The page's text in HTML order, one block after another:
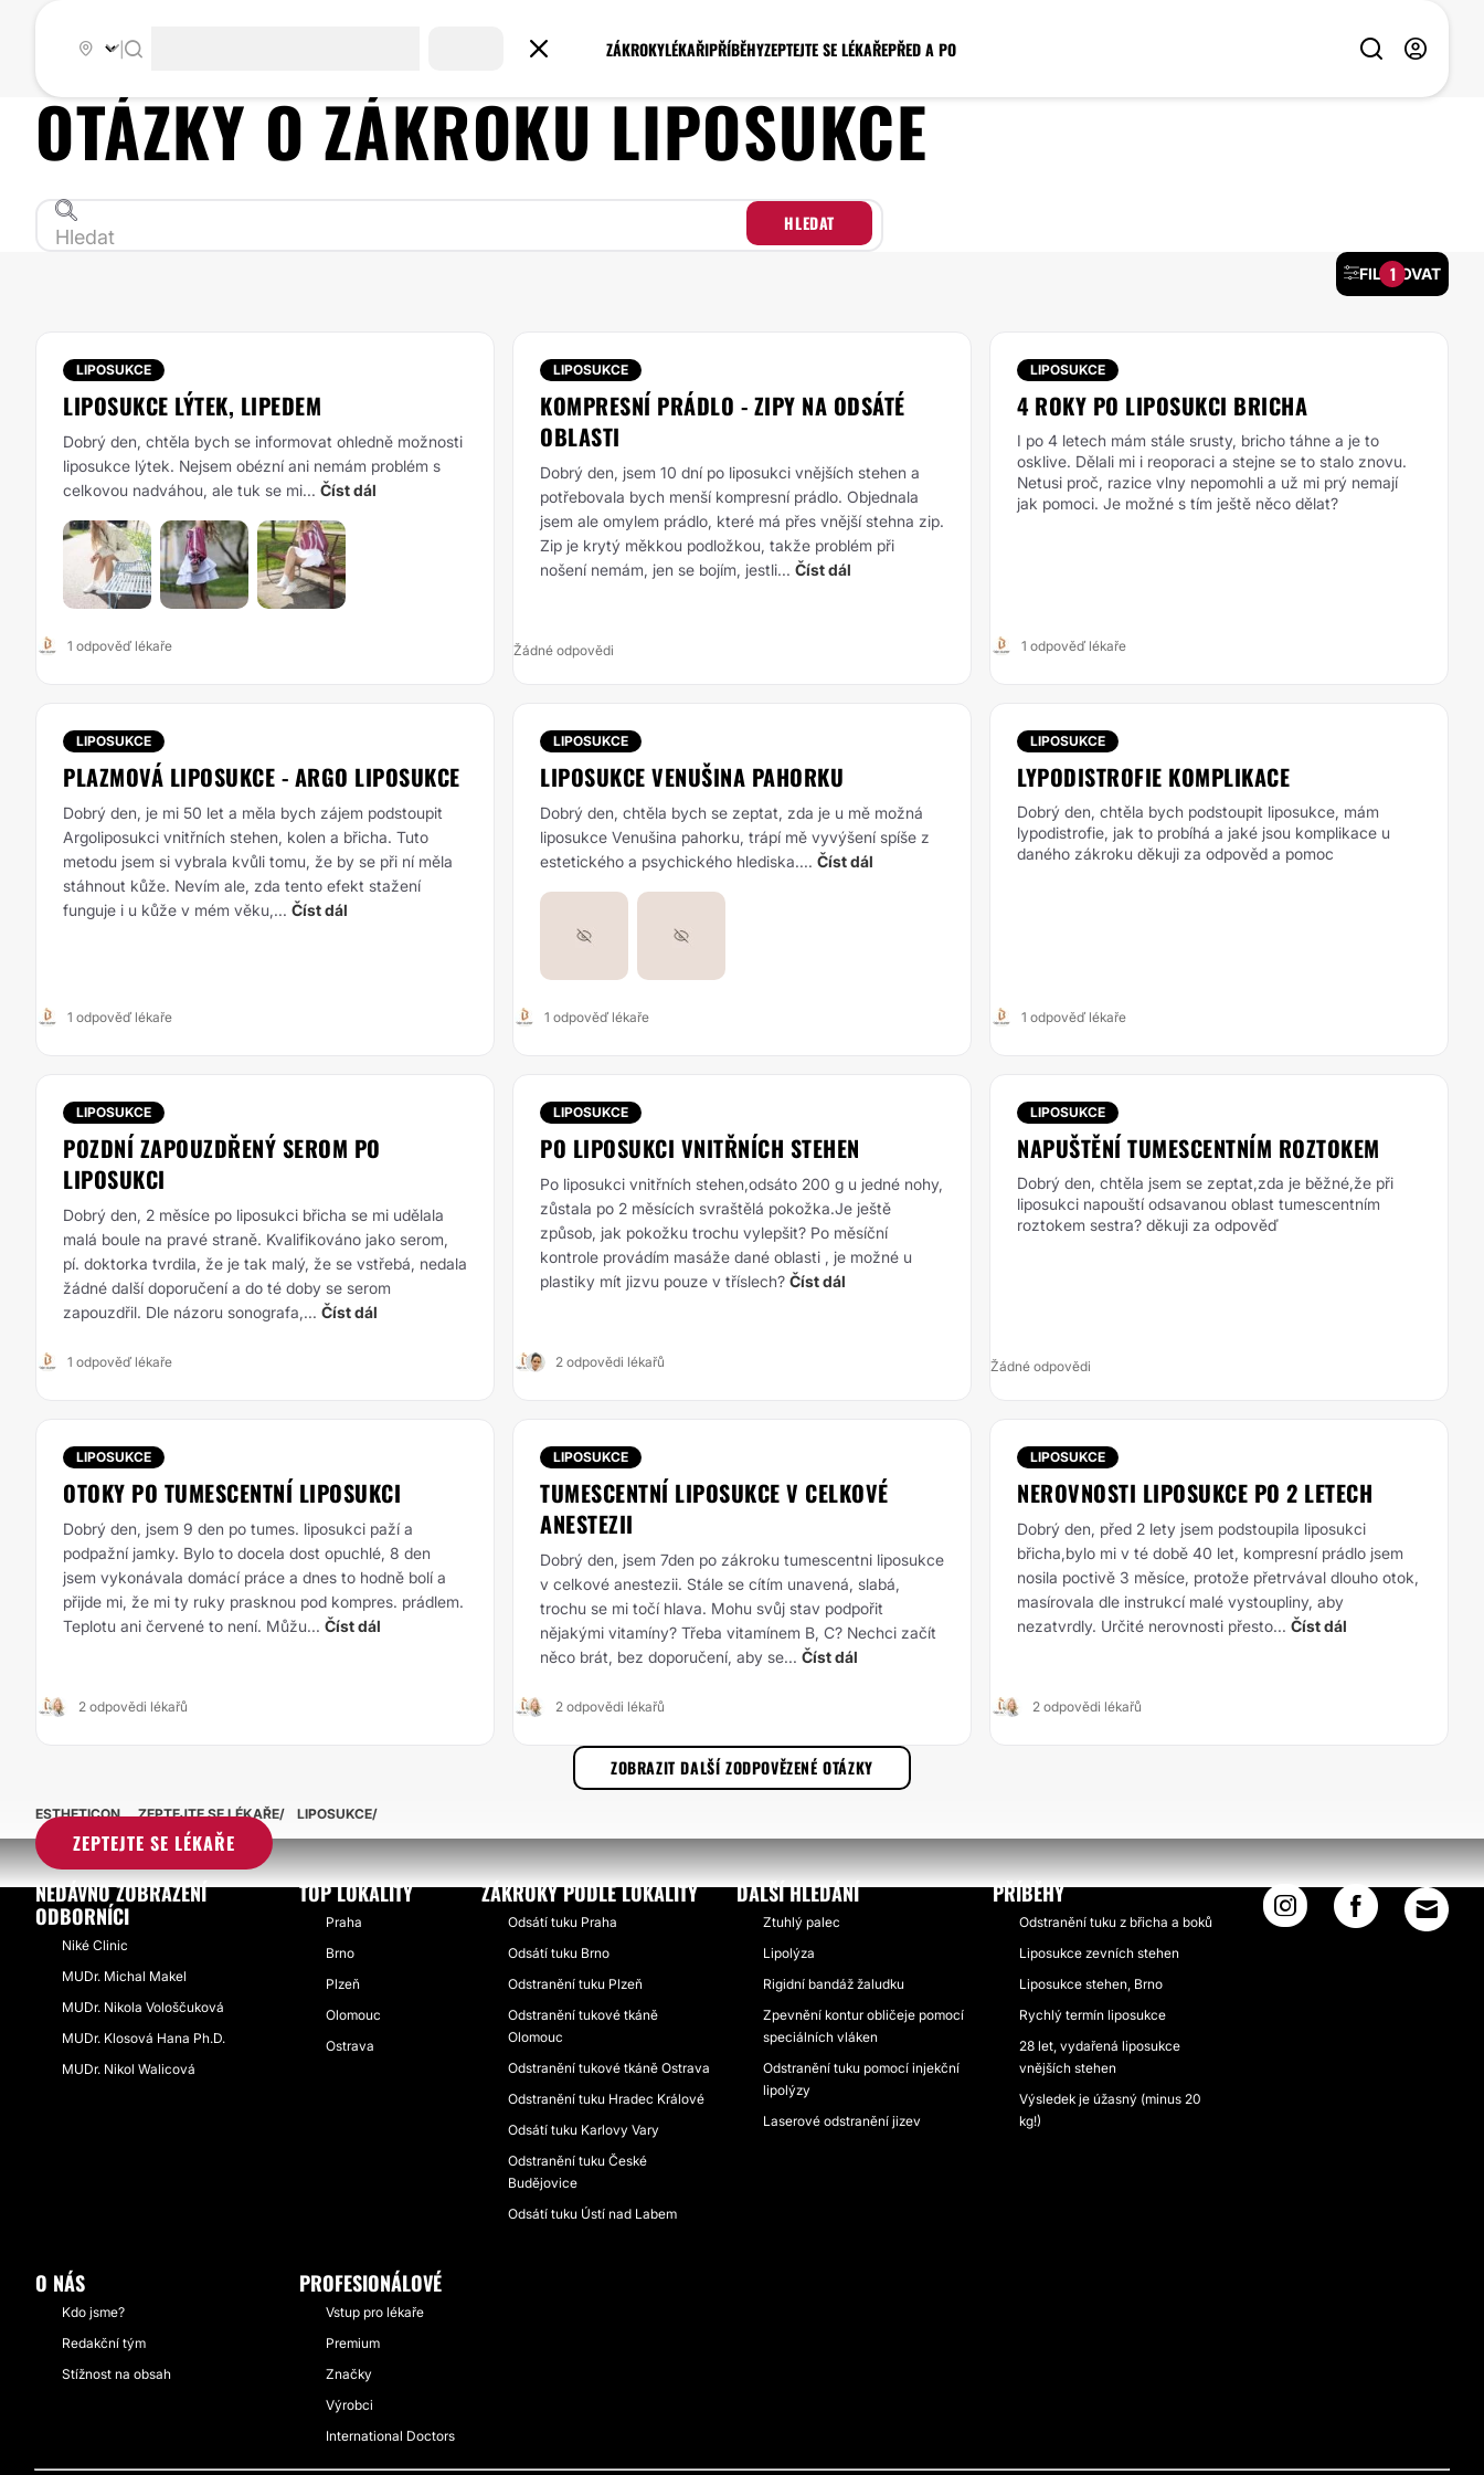
ZÁKROKYLÉKAŘIPŘÍBĚHYZEPTEJTE SE LÉKAŘEPŘED A PO
OTÁZKY O ZÁKROKULIPOSUKCE
HLEDAT
FILTROVAT
1
LIPOSUKCE
LIPOSUKCE LÝTEK, LIPEDEM
Dobrý den, chtěla bych se informovat ohledně možnosti
liposukce lýtek. Nejsem obézní ani nemám problém s
celkovou nadváhou, ale tuk se mi... Číst dál
1 odpověď lékaře
LIPOSUKCE
KOMPRESNÍ PRÁDLO - ZIPY NA ODSÁTÉ
OBLASTI
Dobrý den, jsem 10 dní po liposukci vnějších stehen a
potřebovala bych menší kompresní prádlo. Objednala
jsem ale omylem prádlo, které má přes vnější stehna zip.
Zip je krytý měkkou podložkou, takže problém při
nošení nemám, jen se bojím, jestli... Číst dál
Žádné odpovědi
LIPOSUKCE
4 ROKY PO LIPOSUKCI BRICHA
I po 4 letech mám stále srusty, bricho táhne a je to
osklive. Dělali mi i reoporaci a stejne se to stalo znovu.
Netusi proč, razice vlny nepomohli a už mi prý nemají
jak pomoci. Je možné s tím ještě něco dělat?
1 odpověď lékaře
LIPOSUKCE
PLAZMOVÁ LIPOSUKCE - ARGO LIPOSUKCE
Dobrý den, je mi 50 let a měla bych zájem podstoupit
Argoliposukci vnitřních stehen, kolen a břicha. Tuto
metodu jsem si vybrala kvůli tomu, že by se při ní měla
stáhnout kůže. Nevím ale, zda tento efekt stažení
funguje i u kůže v mém věku,... Číst dál
1 odpověď lékaře
LIPOSUKCE
LIPOSUKCE VENUŠINA PAHORKU
Dobrý den, chtěla bych se zeptat, zda je u mě možná
liposukce Venušina pahorku, trápí mě vyvýšení spíše z
estetického a psychického hlediska.... Číst dál
1 odpověď lékaře
LIPOSUKCE
LYPODISTROFIE KOMPLIKACE
Dobrý den, chtěla bych podstoupit liposukce, mám
lypodistrofie, jak to probíhá a jaké jsou komplikace u
daného zákroku děkuji za odpověd a pomoc
1 odpověď lékaře
LIPOSUKCE
POZDNÍ ZAPOUZDŘENÝ SEROM PO
LIPOSUKCI
Dobrý den, 2 měsíce po liposukci břicha se mi udělala
malá boule na pravé straně. Kvalifikováno jako serom,
pí. doktorka tvrdila, že je tak malý, že se vstřebá, nedala
žádné další doporučení a do té doby se serom
zapouzdřil. Dle názoru sonografa,... Číst dál
1 odpověď lékaře
LIPOSUKCE
PO LIPOSUKCI VNITŘNÍCH STEHEN
Po liposukci vnitřních stehen,odsáto 200 g u jedné nohy,
zůstala po 2 měsících svraštělá pokožka.Je ještě
způsob, jak pokožku trochu vylepšit? Po měsíční
kontrole provádím masáže dané oblasti , je možné u
plastiky mít jizvu pouze v tříslech? Číst dál
2 odpovědi lékařů
LIPOSUKCE
NAPUŠTĚNÍ TUMESCENTNÍM ROZTOKEM
Dobrý den, chtěla jsem se zeptat,zda je běžné,že při
liposukci napouští odsavanou oblast tumescentním
roztokem sestra? děkuji za odpověď
Žádné odpovědi
LIPOSUKCE
OTOKY PO TUMESCENTNÍ LIPOSUKCI
Dobrý den, jsem 9 den po tumes. liposukci paží a
podpažní jamky. Bylo to docela dost opuchlé, 8 den
jsem vykonávala domácí práce a dnes to hodně bolí a
přijde mi, že mi ty ruky prasknou pod kompres. prádlem.
Teplotu ani červené to není. Můžu... Číst dál
2 odpovědi lékařů
LIPOSUKCE
TUMESCENTNÍ LIPOSUKCE V CELKOVÉ
ANESTEZII
Dobrý den, jsem 7den po zákroku tumescentni liposukce
v celkové anestezii. Stále se cítím unavená, slabá,
trochu se mi točí hlava. Mohu svůj stav podpořit
nějakými vitamíny? Třeba vitamínem B, C? Nechci začít
něco brát, bez doporučení, aby se... Číst dál
2 odpovědi lékařů
LIPOSUKCE
NEROVNOSTI LIPOSUKCE PO 2 LETECH
Dobrý den, před 2 lety jsem podstoupila liposukci
břicha,bylo mi v té době 40 let, kompresní prádlo jsem
nosila poctivě 3 měsíce, protože přetrvával dlouho otok,
masírovala dle instrukcí malé vystoupliny, aby
nezatvrdly. Určité nerovnosti přesto... Číst dál
2 odpovědi lékařů
ZOBRAZIT DALŠÍ ZODPOVĚZENÉ OTÁZKY
ZEPTEJTE SE LÉKAŘE
ESTHETICON ZEPTEJTE SE LÉKAŘE LIPOSUKCE
NEDÁVNO ZOBRAZENÍ
ODBORNÍCI
Niké Clinic
MUDr. Michal Makel
MUDr. Nikola Vološčuková
MUDr. Klosová Hana Ph.D.
MUDr. Nikol Walicová
TOP LOKALITY
Praha
Brno
Plzeň
Olomouc
Ostrava
ZÁKROKY PODLE LOKALITY
Odsátí tuku Praha
Odsátí tuku Brno
Odstranění tuku Plzeň
Odstranění tukové tkáně
Olomouc
Odstranění tukové tkáně Ostrava
Odstranění tuku Hradec Králové
Odsátí tuku Karlovy Vary
Odstranění tuku České
Budějovice
Odsátí tuku Ústí nad Labem
DALŠÍ HLEDÁNÍ
Ztuhlý palec
Lipolýza
Rigidní bandáž žaludku
Zpevnění kontur obličeje pomocí
speciálních vláken
Odstranění tuku pomocí injekční
lipolýzy
Laserové odstranění jizev
PŘÍBĚHY
Odstranění tuku z břicha a boků
Liposukce zevních stehen
Liposukce stehen, Brno
Rychlý termín liposukce
28 let, vydařená liposukce
vnějších stehen
Výsledek je úžasný (minus 20
kg!)
O NÁS
Kdo jsme?
Redakční tým
Stížnost na obsah
PROFESIONÁLOVÉ
Vstup pro lékaře
Premium
Značky
Výrobci
International Doctors